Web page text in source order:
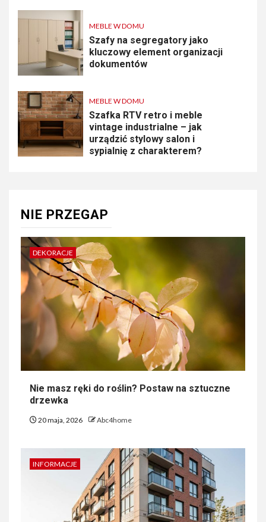
MEBLE W DOMU
Szafy na segregatory jako
kluczowy element organizacji
dokumentów
MEBLE W DOMU
Szafka RTV retro i meble
vintage industrialne – jak
urządzić stylowy salon i
sypialnię z charakterem?
NIE PRZEGAP
DEKORACJE
Nie masz ręki do roślin? Postaw na sztuczne
drzewka
20 maja, 2026 Abc4home
INFORMACJE